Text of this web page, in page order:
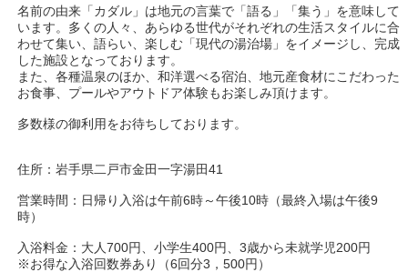
名前の由来「カダル」は地元の言葉で「語る」「集う」を意味して
います。多くの人々、あらゆる世代がそれぞれの生活スタイルに合
わせて集い、語らい、楽しむ「現代の湯治場」をイメージし、完成
した施設となっております。
また、各種温泉のほか、和洋選べる宿泊、地元産食材にこだわった
お食事、プールやアウトドア体験もお楽しみ頂けます。
多数様の御利用をお待ちしております。
住所：岩手県二戸市金田一字湯田41
営業時間：日帰り入浴は午前6時～午後10時（最終入場は午後9
時）
入浴料金：大人700円、小学生400円、3歳から未就学児200円
※お得な入浴回数券あり（6回分3，500円）